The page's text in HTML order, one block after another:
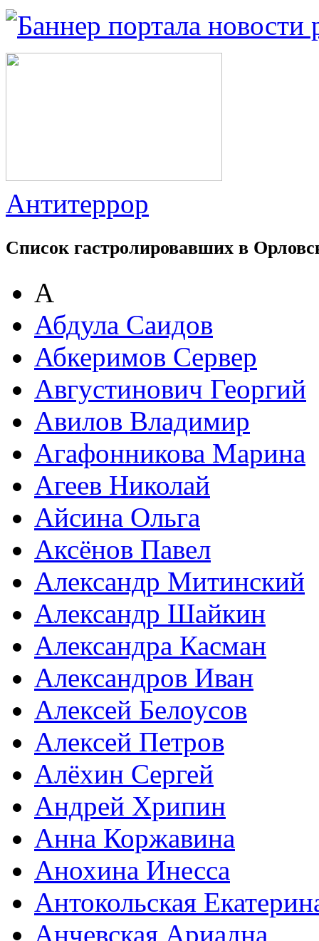
Антитеррор
Список гастролировавших в
А
Абдула Саидов
Абкеримов Сервер
Августинович Георгий
Авилов Владимир
Агафонникова Марина
Агеев Николай
Айсина Ольга
Аксёнов Павел
Александр Митинский
Александр Шайкин
Александра Касман
Александров Иван
Алексей Белоусов
Алексей Петров
Алёхин Сергей
Андрей Хрипин
Анна Коржавина
Анохина Инесса
Антокольская
Анчевская Ариадна